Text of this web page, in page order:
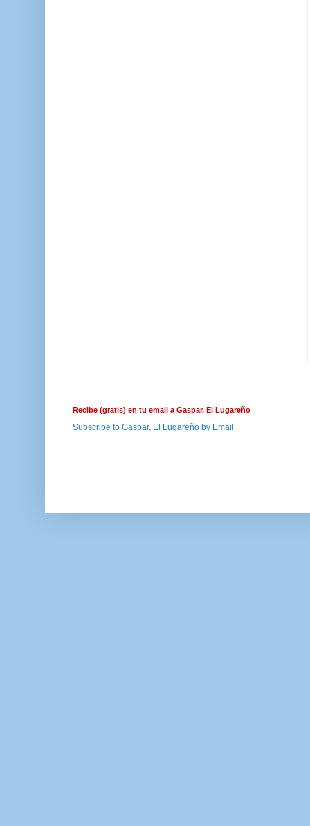
Recibe (gratis) en tu email a Gaspar, El Lugareño
Subscribe to Gaspar, El Lugareño by Email